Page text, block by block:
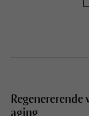
aging